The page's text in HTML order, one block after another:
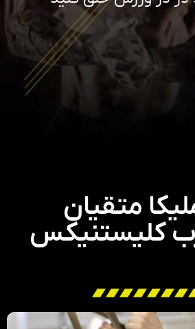
متقیان
کلیستنیکس